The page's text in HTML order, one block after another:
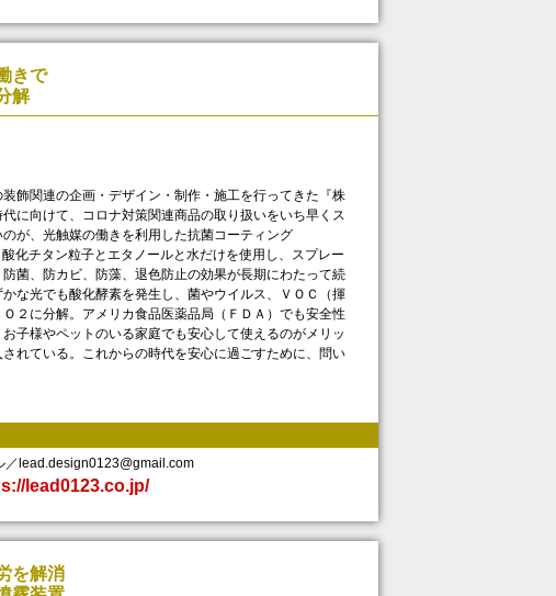
きで
解
飾関連の企画・デザイン・制作・施工を行ってきた『株
に向けて、コロナ対策関連商品の取り扱いをいち早くス
が、光触媒の働きを利用した抗菌コーティング
化チタン粒子とエタノールと水だけを使用し、スプレー
菌、防カビ、防藻、退色防止の効果が長期にわたって続
な光でも酸化酵素を発生し、菌やウイルス、ＶＯＣ（揮
２に分解。アメリカ食品医薬品局（ＦＤＡ）でも安全性
子様やペットのいる家庭でも安心して使えるのがメリッ
れている。これからの時代を安心に過ごすために、問い
／lead.design0123@gmail.com
lead0123.co.jp/
を解消